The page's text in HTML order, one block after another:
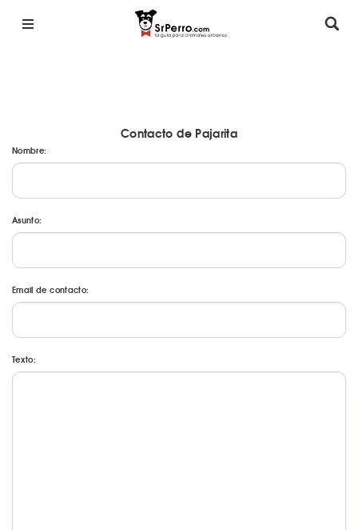
Contacto de Pajarita
Nombre:
Asunto:
Email de contacto:
Texto: